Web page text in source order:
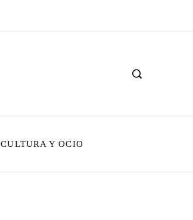
CULTURA Y OCIO